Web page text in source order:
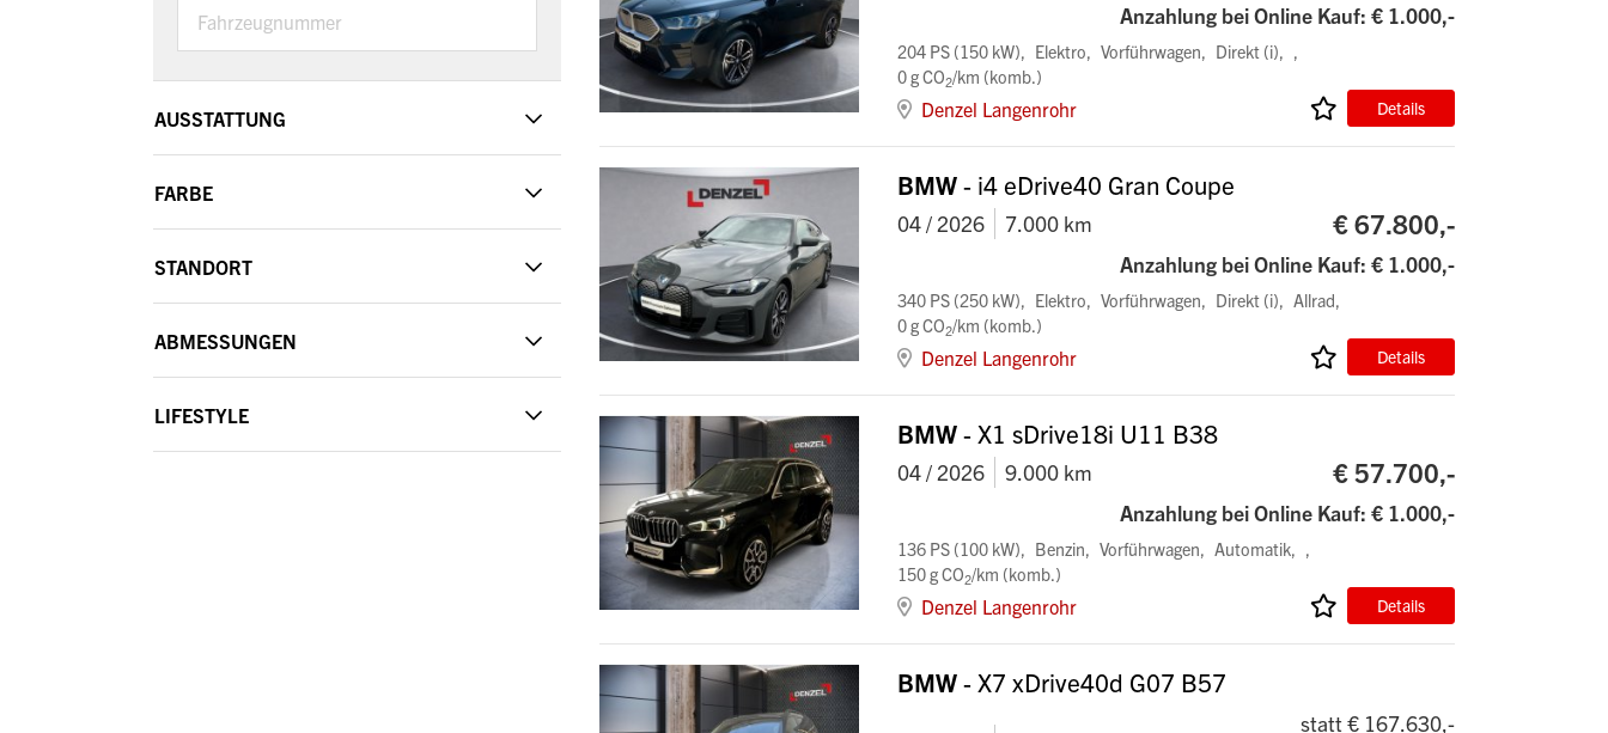
AUSSTATTUNG
FARBE
STANDORT
ABMESSUNGEN
LIFESTYLE
Anzahlung bei Online Kauf: € 1.000,-
204 PS (150 kW) Elektro Vorführwagen
Direkt (i)
0 g CO2/km (komb.)
Denzel Langenrohr Details
BMW- i4 eDrive40 Gran Coupe
04 / 2026 7.000 km € 67.800,-
Anzahlung bei Online Kauf: € 1.000,-
340 PS (250 kW) Elektro Vorführwagen Direkt (i)
Allrad
0 g CO2/km (komb.)
Denzel Langenrohr Details
BMW- X1 sDrive18i U11 B38
04 / 2026 9.000 km € 57.700,-
Anzahlung bei Online Kauf: € 1.000,-
136 PS (100 kW) Benzin Vorführwagen
Automatik
150 g CO2/km (komb.)
Denzel Langenrohr Details
BMW- X7 xDrive40d G07 B57
statt € 167.630,-